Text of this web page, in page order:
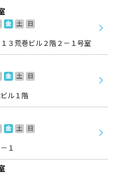
金 土
日
３荒巻ビル２階２－１号室
金 土
日
ル１階
金 土
日
１